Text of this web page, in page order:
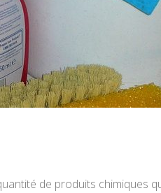
de produits chimiques